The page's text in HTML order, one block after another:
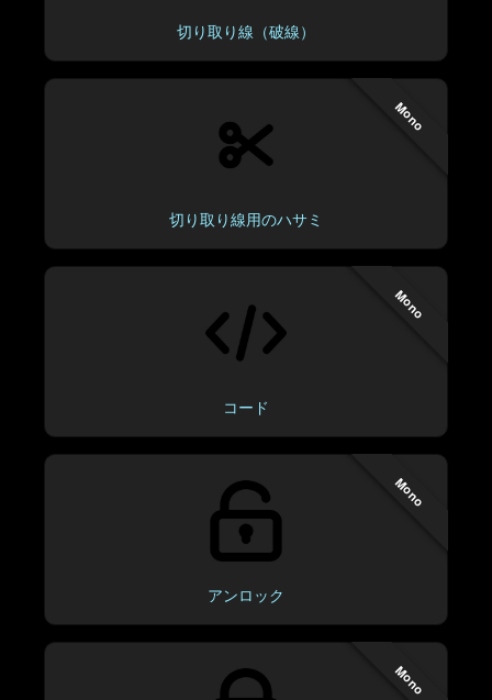
切り取り線（破線）
Mono
切り取り線用のハサミ
Mono
コード
Mono
アンロック
Mono